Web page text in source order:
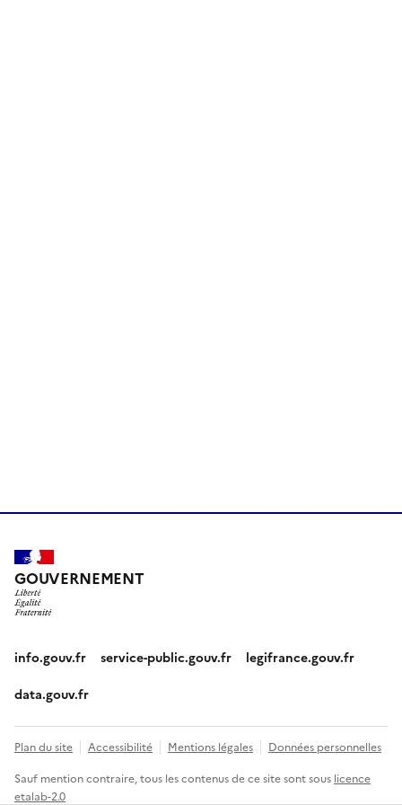
GOUVERNEMENT
info.gouv.fr service-public.gouv.fr legifrance.gouv.fr
data.gouv.fr
Plan du site Accessibilité Mentions légales Données personnelles
Sauf mention contraire, tous les contenus de ce site sont sous licence
etalab-2.0